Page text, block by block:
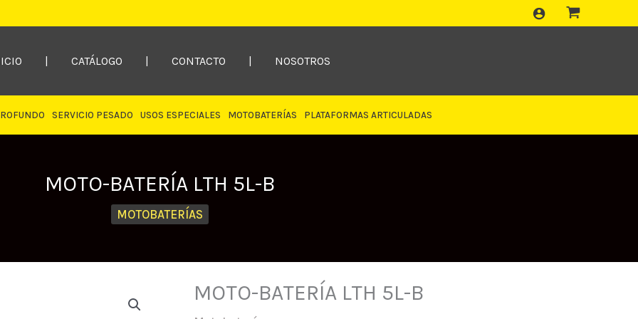
CATÁLOGO CONTACTO NOSOTROS
SERVICIO PESADO USOS ESPECIALES MOTOBATERÍAS PLATAFORMAS ARTICULADAS
MOTO-BATERÍA LTH 5L-B
MOTOBATERÍAS
MOTO-BATERÍA LTH 5L-B